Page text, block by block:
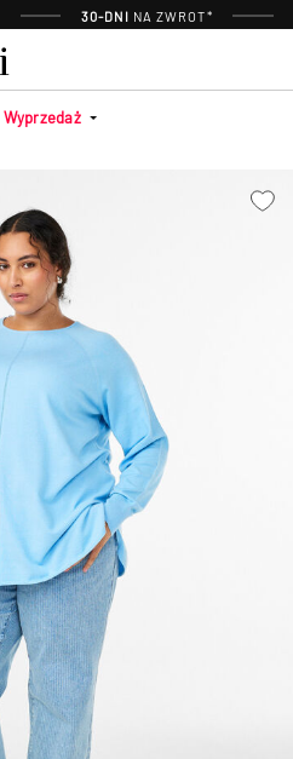
30-DNI NA ZWROT*
Wyprzedaż